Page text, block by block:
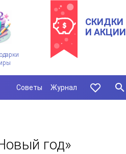
СКИДКИ
И АКЦИИ
Советы Журнал
год»